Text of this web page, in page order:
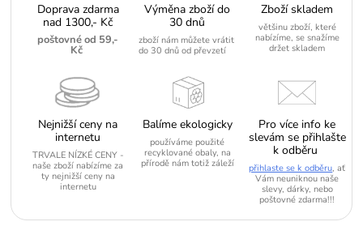
Doprava zdarma
nad 1300,- Kč
poštovné od 59,-
Kč
Výměna zboží do
30 dnů
zboží nám můžete vrátit
do 30 dnů od převzetí
Zboží skladem
většinu zboží, které
nabízíme, se snažíme
držet skladem
Nejnižší ceny na
internetu
TRVALE NÍZKÉ CENY -
naše zboží nabízíme za
ty nejnižší ceny na
internetu
Balíme ekologicky
používáme použité
recyklované obaly, na
přírodě nám totiž záleží
Pro více info ke
slevám se přihlašte
k odběru
přihlaste se k odběru, ať
Vám neuniknou naše
slevy, dárky, nebo
poštovné zdarma!!!